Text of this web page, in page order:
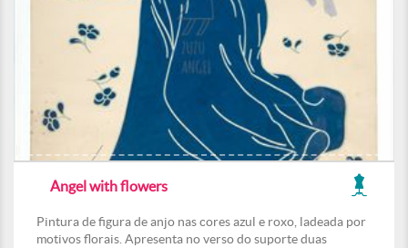
Angel with flowers
Pintura de figura de anjo nas cores azul e roxo, ladeada por
motivos florais. Apresenta no verso do suporte duas